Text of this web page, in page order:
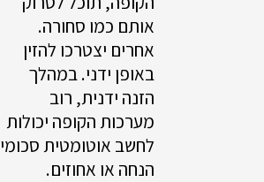
אותם כמו סחורה.
אחרים יצטרכו להזין
באופן ידני. במהלך
הזנה ידנית, רוב
מערכות הקופה יכולות
לחשב אוטומטית סכומי
הנחה או אחוזים.